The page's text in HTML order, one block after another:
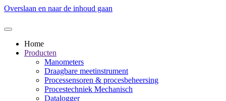
Overslaan en naar de inhoud gaan
Home
Producten
Manometers
Draagbare meetinstrument
Processensoren & procesbeheersing
Procestechniek Mechanisch
Datalogger